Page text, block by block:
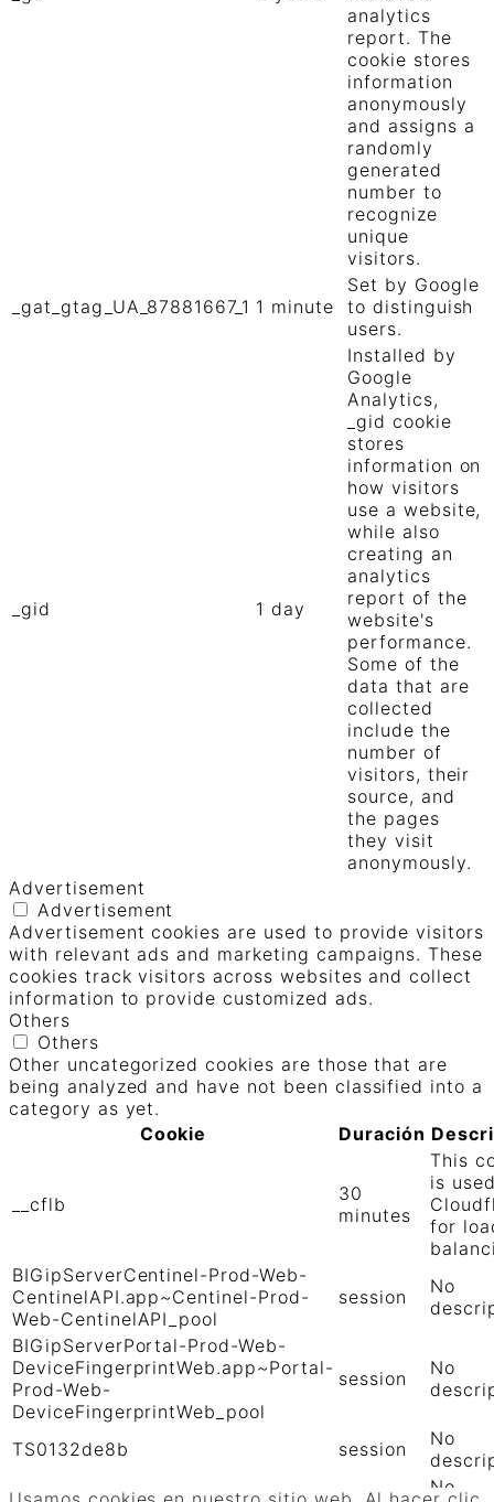
analytics
report. The
cookie stores
information
anonymously
and assigns a
randomly
generated
number to
recognize
unique
visitors.
_gat_gtag_UA_87881667_1 1 minute
Set by Google
to distinguish
users.
_gid 1 day
Installed by
Google
Analytics,
_gid cookie
stores
information on
how visitors
use a website,
while also
creating an
analytics
report of the
website's
performance.
Some of the
data that are
collected
include the
number of
visitors, their
source, and
the pages
they visit
anonymously.
Advertisement
Advertisement
Advertisement cookies are used to provide visitors
with relevant ads and marketing campaigns. These
cookies track visitors across websites and collect
information to provide customized ads.
Others
Others
Other uncategorized cookies are those that are
being analyzed and have not been classified into a
category as yet.
Cookie
Duración
__cflb
30
minutes
This
is
for
BIGipServerCentinel-Prod-Web-
CentinelAPI.app~Centinel-Prod-
Web-CentinelAPI_pool
session
No
BIGipServerPortal-Prod-Web-
DeviceFingerprintWeb.app~Portal-
Prod-Web-
DeviceFingerprintWeb_pool
session
No
TS0132de8b session
No
No